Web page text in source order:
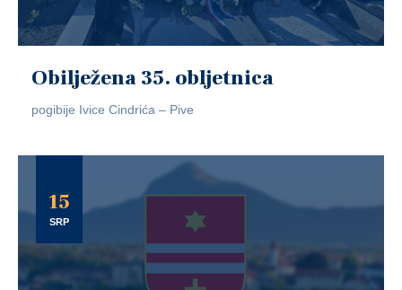
Obilježena 35. obljetnica
pogibije Ivice Cindrića – Pive
15
SRP